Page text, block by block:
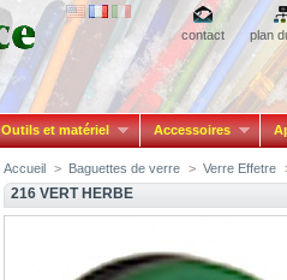
contact plan
Outils et matériel Accessoires
Accueil > Baguettes de verre > Verre Effetre
216 VERT HERBE